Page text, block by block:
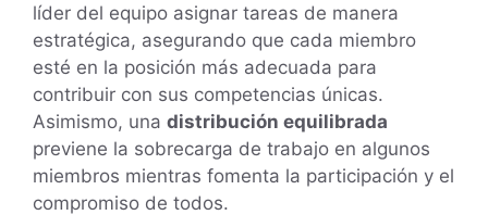
líder del equipo asignar tareas de manera
estratégica, asegurando que cada miembro
esté en la posición más adecuada para
contribuir con sus competencias únicas.
Asimismo, una distribución equilibrada
previene la sobrecarga de trabajo en algunos
miembros mientras fomenta la participación y el
compromiso de todos.